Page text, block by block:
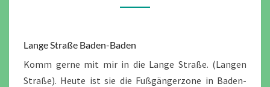
Lange Straße Baden-Baden
Komm gerne mit mir in die Lange Straße. (Langen
Straße). Heute ist sie die Fußgängerzone in Baden-